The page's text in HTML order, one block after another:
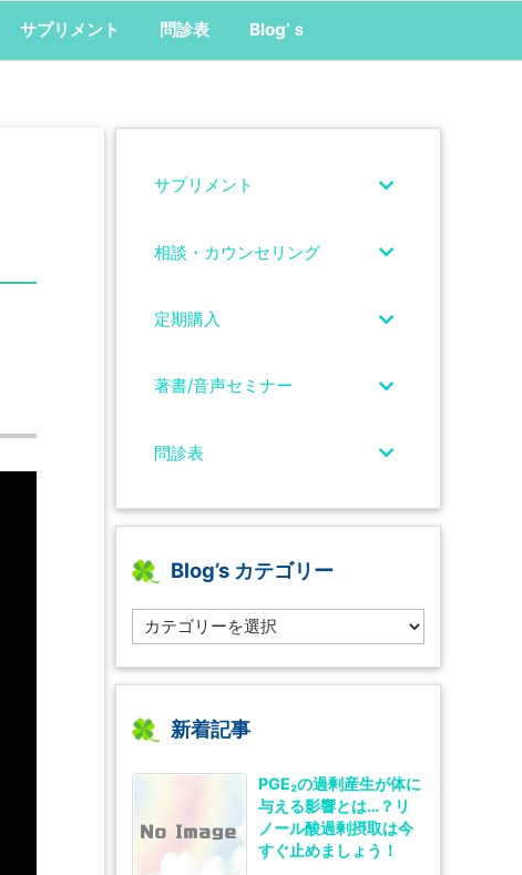
サプリメント 問診表 Blog’ｓ
サプリメント
相談・カウンセリング
定期購入
著書/音声セミナー
問診表
Blog’s カテゴリー
l
g’s
テ
リ
新着記事
PGE₂の過剰産生が体に
与える影響とは…？リ
ノール酸過剰摂取は今
すぐ止めましょう！